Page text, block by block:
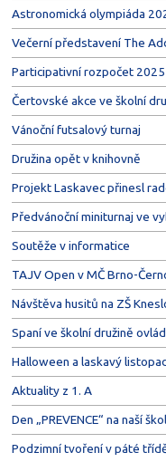
Astronomická olympiáda
Večerní představení The
Participativní rozpočet 2025
Čertovské akce ve školní
Vánoční futsalový turnaj
Družina opět v knihovně
Projekt Laskavec přinesl
Předvánoční miniturnaj ve
Soutěže v informatice
TAJV Open v MČ Brno-
Návštěva husitů na ZŠ
Spaní ve školní družině
Halloween a laskavý
Aktuality z 1. A
Den „PREVENCE“ na naší
Podzimní tvoření v páté